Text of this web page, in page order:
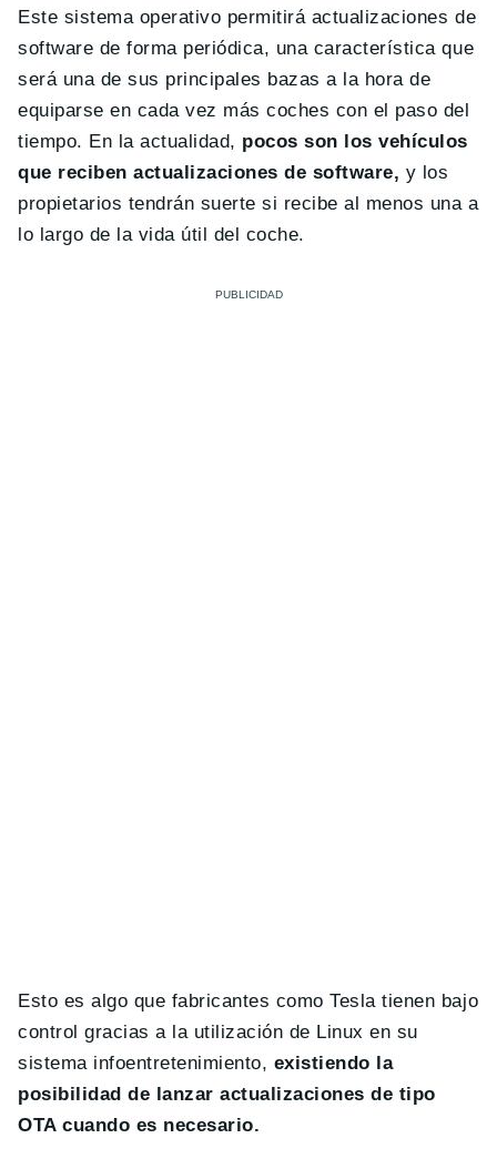
Este sistema operativo permitirá actualizaciones de
software de forma periódica, una característica que
será una de sus principales bazas a la hora de
equiparse en cada vez más coches con el paso del
tiempo. En la actualidad, pocos son los vehículos
que reciben actualizaciones de software, y los
propietarios tendrán suerte si recibe al menos una a
lo largo de la vida útil del coche.
Esto es algo que fabricantes como Tesla tienen bajo
control gracias a la utilización de Linux en su
sistema infoentretenimiento, existiendo la
posibilidad de lanzar actualizaciones de tipo
OTA cuando es necesario.